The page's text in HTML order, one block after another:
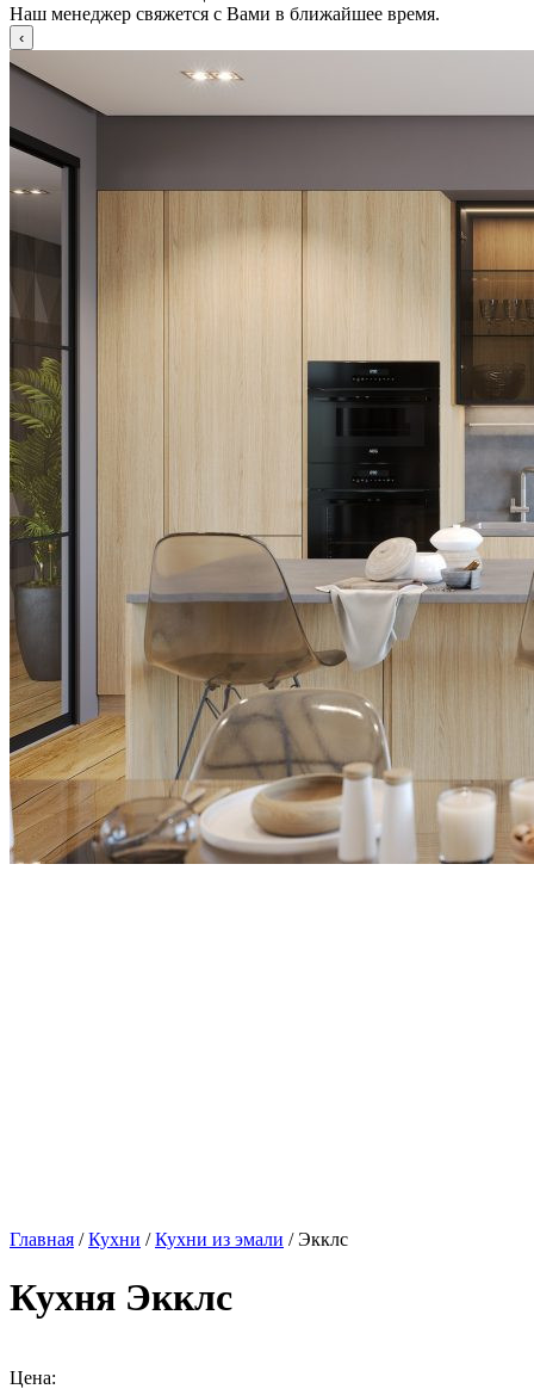
Наш менеджер свяжется с Вами в ближайшее время.
Главная /Кухни /Кухни из эмали / Экклс
Кухня Экклс
Цена: